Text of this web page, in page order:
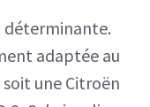
adaptée au
une Citroën